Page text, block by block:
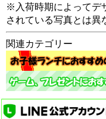
※入荷時期によってデ
されている写真とは異
関連カテゴリー